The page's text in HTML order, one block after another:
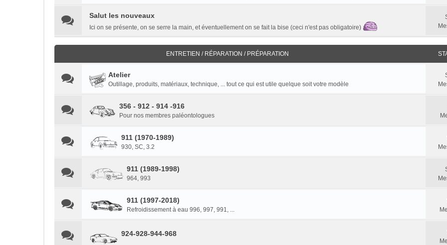
Salut les nouveaux
Ici on se présente, on se serre la main, et éventuellement on se fait la bise (ceci n'est pas obligatoire)
ENTRETIEN / RÉPARATION / PRÉPARATION
Atelier
Outillage, produits, matériaux, technique, ... tout ce qui est utile quelque soit votre modèle
356 - 912 - 914 -916
Pour nos membres paléontologues
911 (1970-1989)
930, SC, 3.2
911 (1989-1998)
964, 993
911 (1997-2018)
Refroidissement à eau 996, 997, 991, ...
924-928-944-968